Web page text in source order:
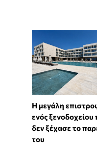
Η μεγάλη
ενός ξενοδοχείου
δεν ξέχασε το
του